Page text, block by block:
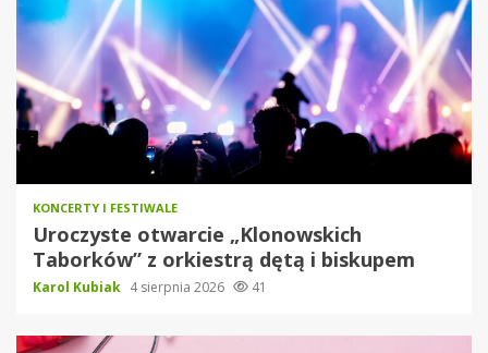
KONCERTY I FESTIWALE
Uroczyste otwarcie „Klonowskich
Taborków” z orkiestrą dętą i biskupem
Karol Kubiak 4 sierpnia 2026 41